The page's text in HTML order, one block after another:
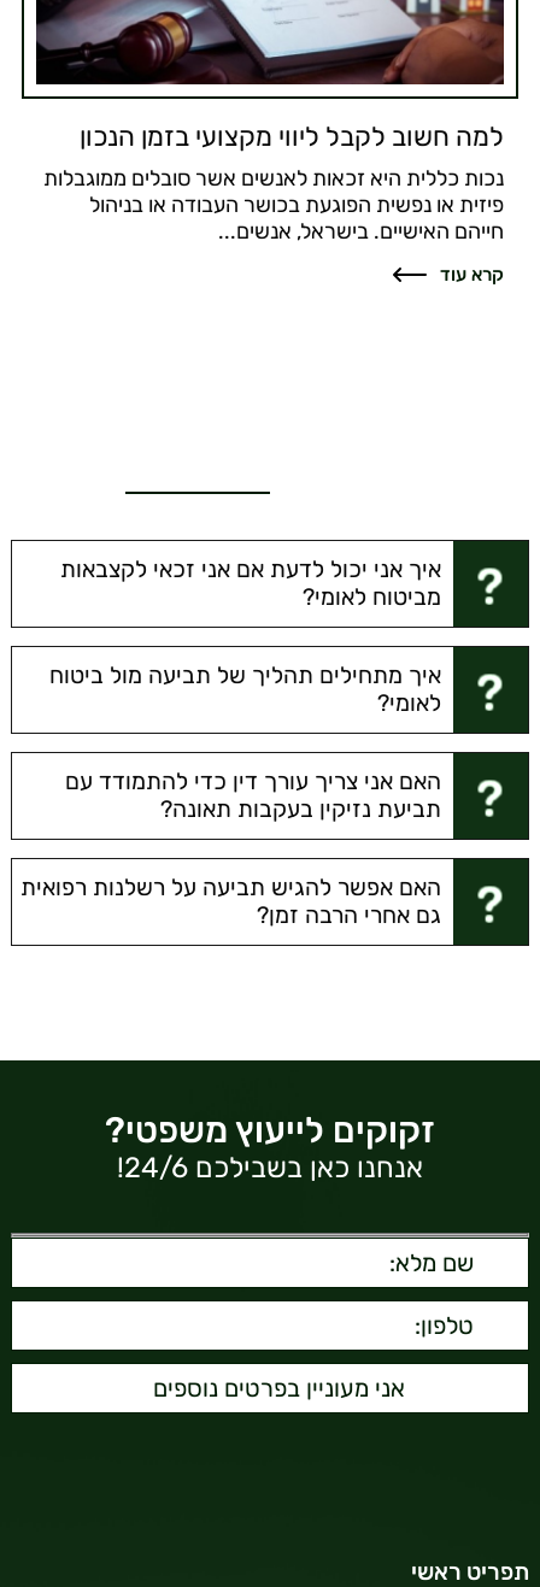
למה חשוב לקבל ליווי מקצועי בזמן הנכון
נכות כללית היא זכאות לאנשים אשר סובלים ממוגבלות
פיזית או נפשית הפוגעת בכושר העבודה או בניהול
חייהם האישיים. בישראל, אנשים...
קרא עוד
איך אני יכול לדעת אם אני זכאי לקצבאות
מביטוח לאומי?
איך מתחילים תהליך של תביעה מול ביטוח
לאומי?
האם אני צריך עורך דין כדי להתמודד עם
תביעת נזיקין בעקבות תאונה?
האם אפשר להגיש תביעה על רשלנות רפואית
גם אחרי הרבה זמן?
זקוקים לייעוץ משפטי?
אנחנו כאן בשבילכם 24/6!
תפריט ראשי